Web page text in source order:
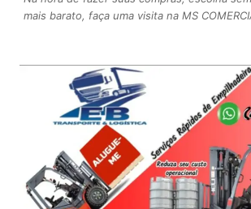
mais barato, faça uma visita na MS